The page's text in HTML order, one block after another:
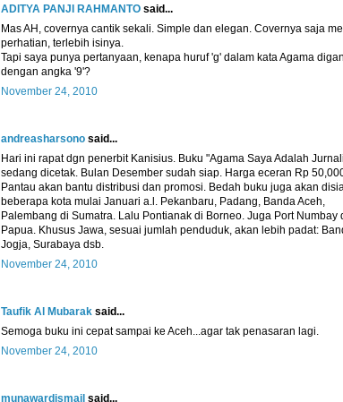
ADITYA PANJI RAHMANTO said...
Mas AH, covernya cantik sekali. Simple dan elegan. Covernya saja
perhatian, terlebih isinya.
Tapi saya punya pertanyaan, kenapa huruf 'g' dalam kata Agama
dengan angka '9'?
November 24, 2010
andreasharsono said...
Hari ini rapat dgn penerbit Kanisius. Buku "Agama Saya Adalah
sedang dicetak. Bulan Desember sudah siap. Harga eceran Rp
Pantau akan bantu distribusi dan promosi. Bedah buku juga akan
beberapa kota mulai Januari a.l. Pekanbaru, Padang, Banda Aceh,
Palembang di Sumatra. Lalu Pontianak di Borneo. Juga Port Numbay
Papua. Khusus Jawa, sesuai jumlah penduduk, akan lebih padat:
Jogja, Surabaya dsb.
November 24, 2010
Taufik Al Mubarak said...
Semoga buku ini cepat sampai ke Aceh...agar tak penasaran lagi.
November 24, 2010
munawardismail said...